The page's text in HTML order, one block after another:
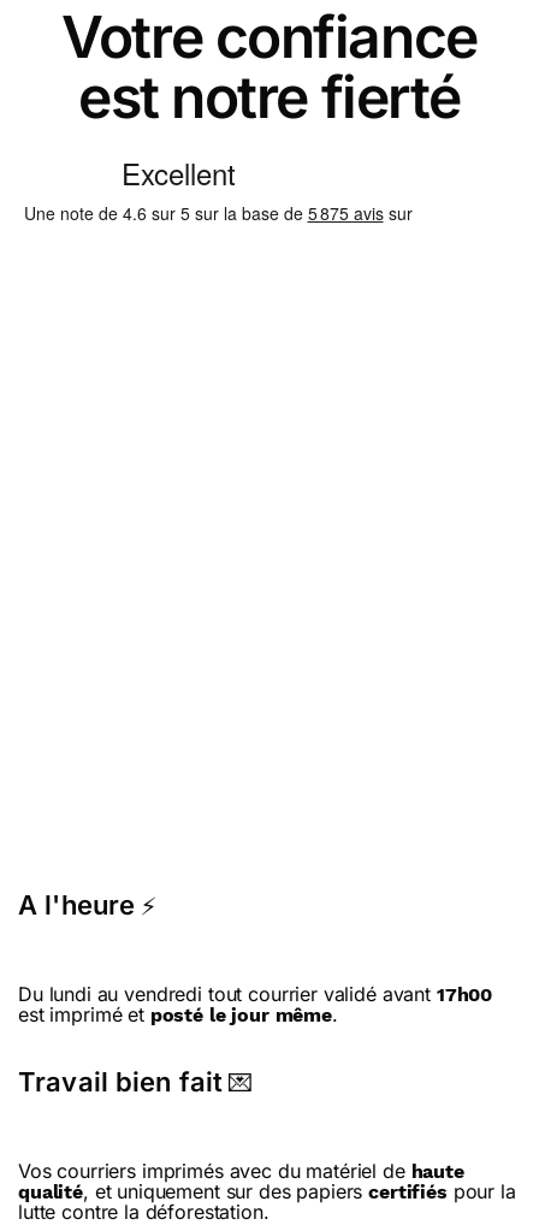
Votre confiance
est notre fierté
A l'heure ⚡
Du lundi au vendredi tout courrier validé avant 17h00
est imprimé et posté le jour même.
Travail bien fait 💌
Vos courriers imprimés avec du matériel de haute
qualité, et uniquement sur des papierscertifiés pour la
lutte contre la déforestation.